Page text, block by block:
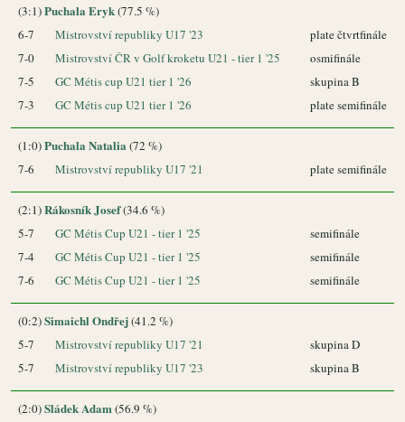
(3:1)Puchala Eryk(77.5 %)
6-7
Mistrovství republiky U17 '23
plate čtvrtfinále
7-0
Mistrovství ČR v Golf kroketu U21 - tier 1 '25
osmifinále
7-5
GC Métis cup U21 tier 1 '26
skupina B
7-3
GC Métis cup U21 tier 1 '26 plate semifinále
(1:0)Puchala Natalia (72 %)
7-6
Mistrovství republiky U17 '21 plate semifinále
(2:1)Rákosník Josef(34.6 %)
5-7
GC Métis Cup U21 - tier 1 '25
semifinále
7-4
GC Métis Cup U21 - tier 1 '25
semifinále
7-6
GC Métis Cup U21 - tier 1 '25 semifinále
(0:2)Simaichl Ondřej(41.2 %)
5-7
Mistrovství republiky U17 '21
skupina D
5-7
Mistrovství republiky U17 '23 skupina B
(2:0)Sládek Adam (56.9 %)